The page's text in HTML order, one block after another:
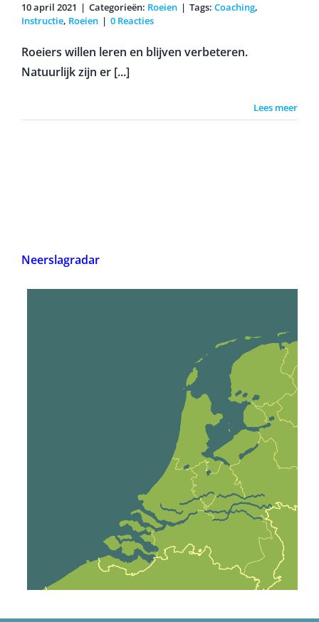
10 april 2021 | Categorieën: Roeien | Tags: Coaching,
Instructie, Roeien | 0 Reacties
Roeiers willen leren en blijven verbeteren.
Natuurlijk zijn er [...]
Lees meer
Neerslagradar